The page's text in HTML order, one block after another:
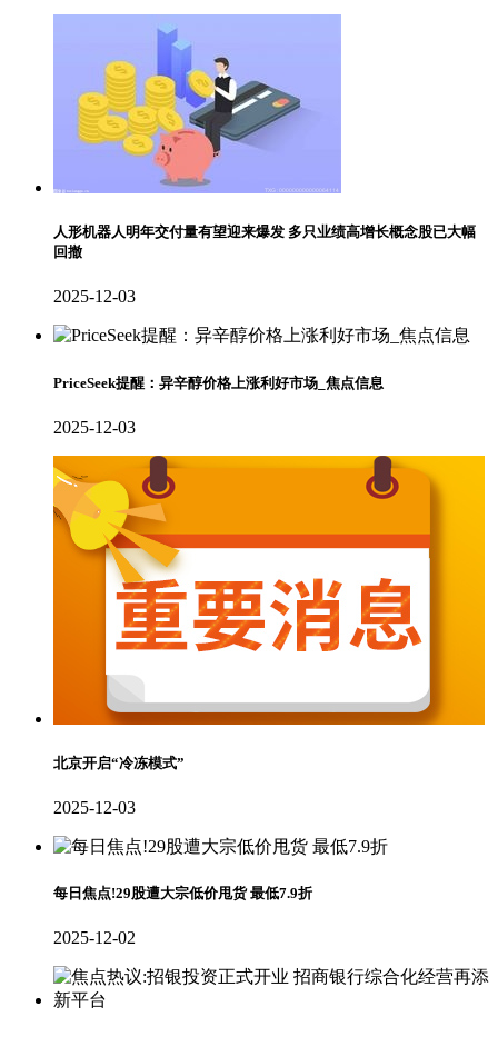
人形机器人明年交付量有望迎来爆发 多只业绩高增长概念股已大幅
回撤
2025-12-03
PriceSeek提醒：异辛醇价格上涨利好市场_焦点信息
2025-12-03
北京开启“冷冻模式”
2025-12-03
每日焦点!29股遭大宗低价甩货 最低7.9折
2025-12-02